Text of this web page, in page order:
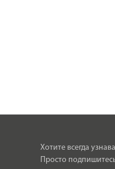
Хотите всегда
Просто